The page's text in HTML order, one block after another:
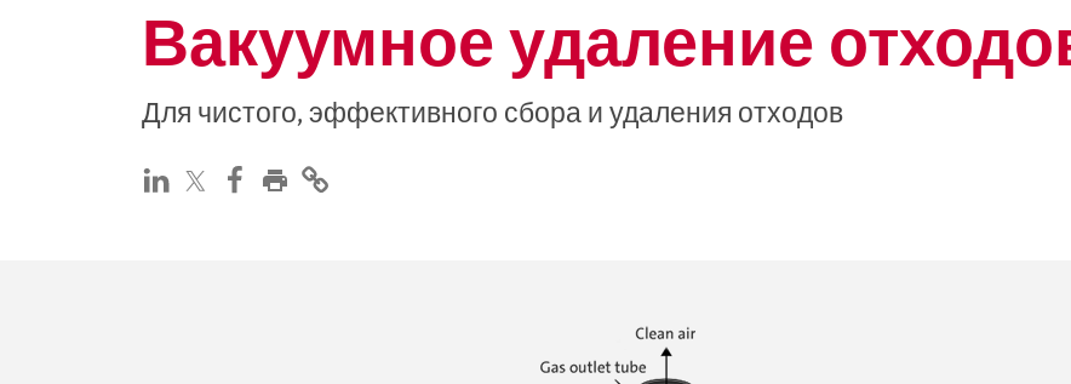
Вакуумное удаление
Для чистого, эффективного сбора и удаления отходов